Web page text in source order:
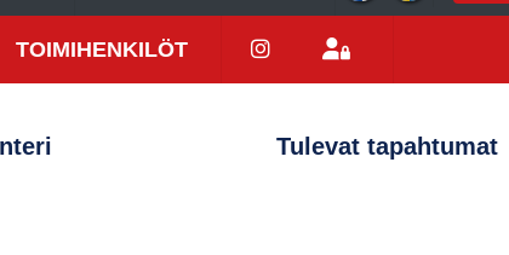
TOIMIHENKILÖT
Tulevat tapahtumat